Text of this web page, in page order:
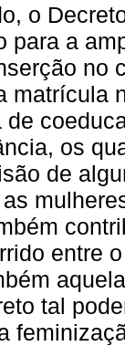
o
para a
no
matrícula
os
de
entre
tal